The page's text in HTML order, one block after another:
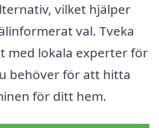
vilket hjälper
val. Tveka
med lokala experter för
behöver för att hitta
för ditt hem.